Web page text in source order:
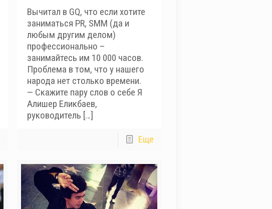
Вычитал в GQ, что если хотите
заниматься PR, SMM (да и
любым другим делом)
профессионально –
занимайтесь им 10 000 часов.
Проблема в том, что у нашего
народа нет столько времени.
— Скажите пару слов о себе Я
Алишер Еликбаев,
руководитель […]
Еще